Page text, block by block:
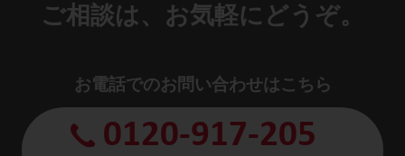
ご相談は、お気軽にどうぞ。
お電話でのお問い合わせはこちら
0120-917-205